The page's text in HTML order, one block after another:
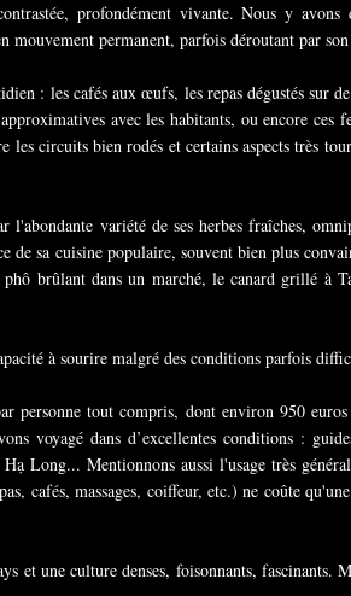
profondément vivante. Nous y avons
mouvement permanent, parfois déroutant par
: les cafés aux œufs, les repas dégustés sur
avec les habitants, ou encore ces
circuits bien rodés et certains aspects très
variété de ses herbes fraîches,
sa cuisine populaire, souvent bien plus
brûlant dans un marché, le canard grillé à
à sourire malgré des conditions parfois
personne tout compris, dont environ 950
voyagé dans d’excellentes conditions :
Long... Mentionnons aussi l'usage très
cafés, massages, coiffeur, etc.) ne coûte
et une culture denses, foisonnants, fascinants.